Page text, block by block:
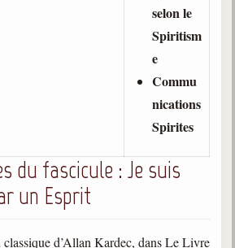
selon le
Spiritism
e
Commu
nications
Spirites
du fascicule : Je suis
un Esprit
d’Allan Kardec, dans Le Livre